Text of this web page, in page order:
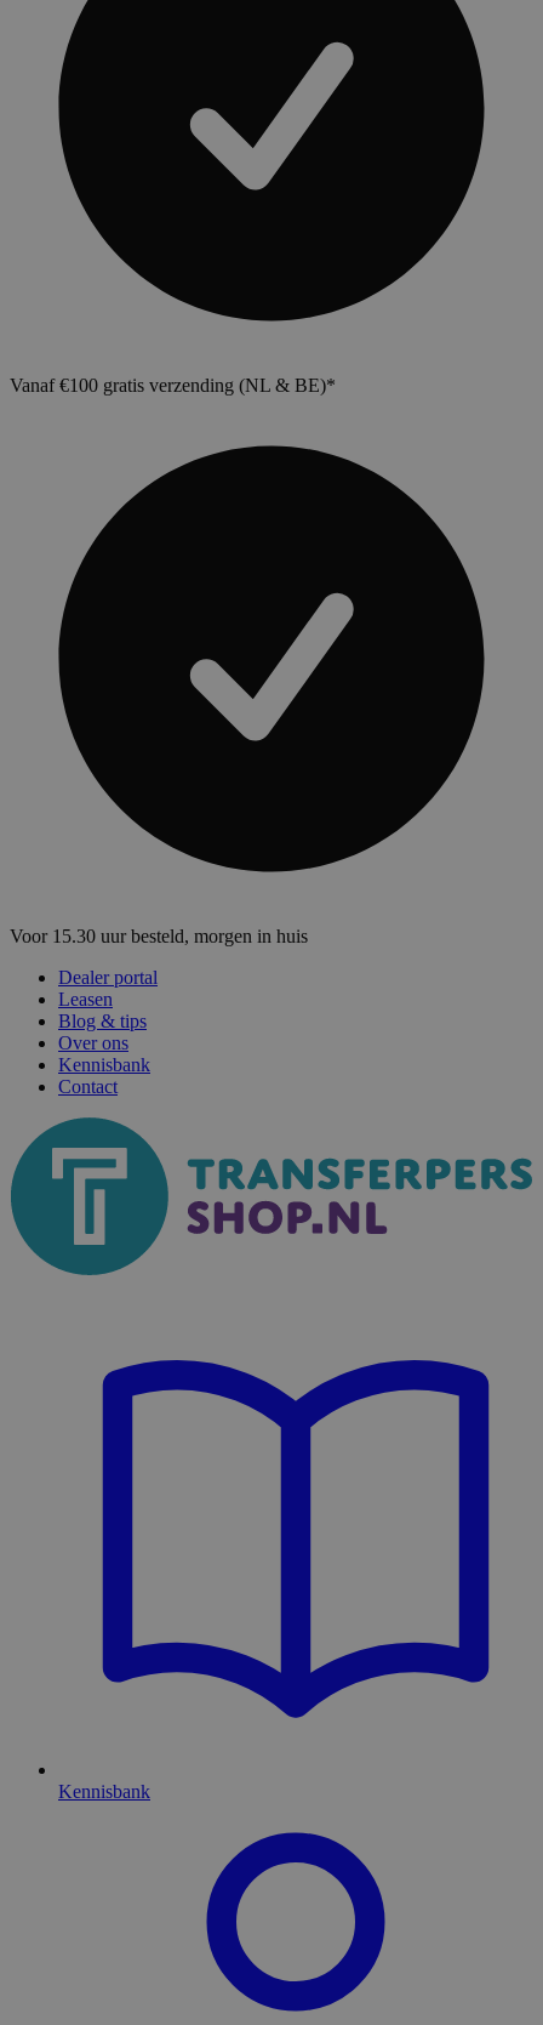
Vanaf €100 gratis verzending (NL & BE)*
Voor 15.30 uur besteld, morgen in huis
Dealer portal
Leasen
Blog & tips
Over ons
Kennisbank
Contact
Kennisbank